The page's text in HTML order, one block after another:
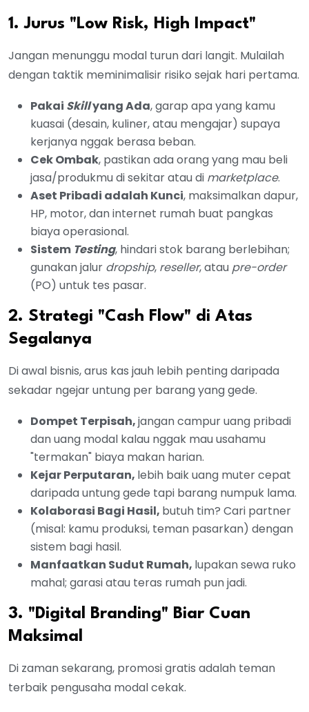
1. Jurus "Low Risk, High Impact"
Jangan menunggu modal turun dari langit. Mulailah
dengan taktik meminimalisir risiko sejak hari pertama.
Pakai Skillyang Ada, garap apa yang kamu
kuasai (desain, kuliner, atau mengajar) supaya
kerjanya nggak berasa beban.
Cek Ombak, pastikan ada orang yang mau beli
jasa/produkmu di sekitar atau di marketplace.
Aset Pribadi adalah Kunci, maksimalkan dapur,
HP, motor, dan internet rumah buat pangkas
biaya operasional.
Sistem Testing, hindari stok barang berlebihan;
gunakan jalur dropship, reseller, atau pre-order
(PO) untuk tes pasar.
2. Strategi "Cash Flow" di Atas
Segalanya
Di awal bisnis, arus kas jauh lebih penting daripada
sekadar ngejar untung per barang yang gede.
Dompet Terpisah,jangan campur uang pribadi
dan uang modal kalau nggak mau usahamu
"termakan" biaya makan harian.
Kejar Perputaran, lebih baik uang muter cepat
daripada untung gede tapi barang numpuk lama.
Kolaborasi Bagi Hasil, butuh tim? Cari partner
(misal: kamu produksi, teman pasarkan) dengan
sistem bagi hasil.
Manfaatkan Sudut Rumah, lupakan sewa ruko
mahal; garasi atau teras rumah pun jadi.
3. "Digital Branding" Biar Cuan
Maksimal
Di zaman sekarang, promosi gratis adalah teman
terbaik pengusaha modal cekak.